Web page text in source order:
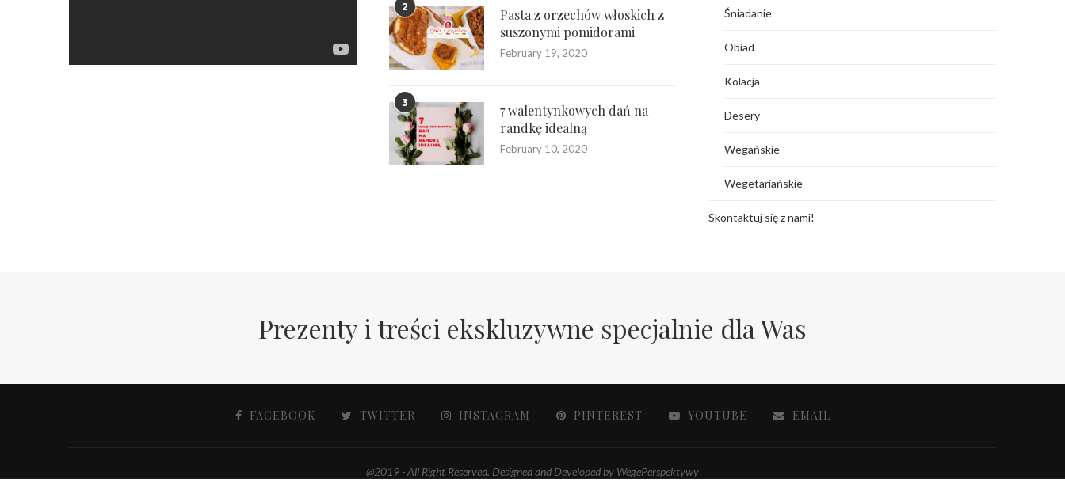
2
Pasta z orzechów włoskich z
suszonymi pomidorami
February 19, 2020
3
7 walentynkowych dań na
randkę idealną
February 10, 2020
Śniadanie
Obiad
Kolacja
Desery
Wegańskie
Wegetariańskie
Skontaktuj się z nami!
Prezenty i treści ekskluzywne specjalnie dla Was
FACEBOOK TWITTER INSTAGRAM PINTEREST YOUTUBE EMAIL
@2019 - All Right Reserved. Designed and Developed by WegePerspektywy